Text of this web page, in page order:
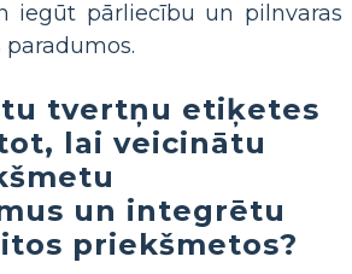
iegūt pārliecību un pilnvaras
paradumos.
tvertņu etiķetes
lai veicinātu
un integrētu
priekšmetos?